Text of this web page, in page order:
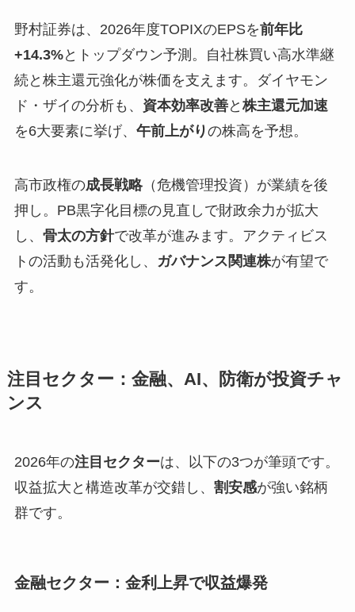
野村証券は、2026年度TOPIXのEPSを前年比
+14.3%とトップダウン予測。自社株買い高水準継
続と株主還元強化が株価を支えます。ダイヤモン
ド・ザイの分析も、 資本効率改善と 株主還元加速
を6大要素に挙げ、 午前上がりの株高を予想。
高市政権の成長戦略（危機管理投資）が業績を後
押し。PB黒字化目標の見直しで財政余力が拡大
し、 骨太の方針で改革が進みます。アクティビス
トの活動も活発化し、
ガバナンス関連株が有望で
す。
注目セクター：金融、AI、防衛が投資チャ
ンス
2026年の注目セクターは、以下の3つが筆頭です。
収益拡大と構造改革が交錯し、 割安感が強い銘柄
群です。
金融セクター：金利上昇で収益爆発